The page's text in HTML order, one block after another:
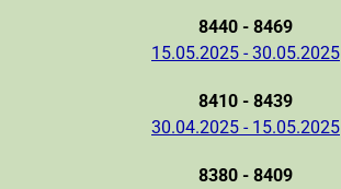
8440 - 8469
15.05.2025 - 30.05.2025
8410 - 8439
30.04.2025 - 15.05.2025
8380 - 8409